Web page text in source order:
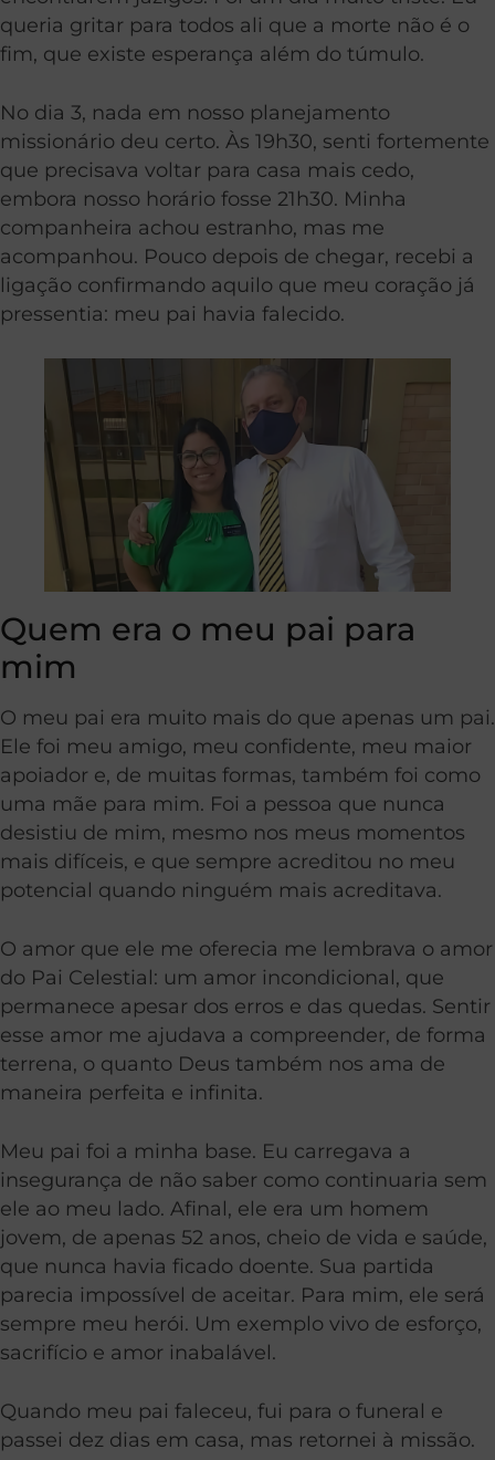
queria gritar para todos ali que a morte não é o
fim, que existe esperança além do túmulo.
No dia 3, nada em nosso planejamento
missionário deu certo. Às 19h30, senti fortemente
que precisava voltar para casa mais cedo,
embora nosso horário fosse 21h30. Minha
companheira achou estranho, mas me
acompanhou. Pouco depois de chegar, recebi a
ligação confirmando aquilo que meu coração já
pressentia: meu pai havia falecido.
Quem era o meu pai para
mim
O meu pai era muito mais do que apenas um pai.
Ele foi meu amigo, meu confidente, meu maior
apoiador e, de muitas formas, também foi como
uma mãe para mim. Foi a pessoa que nunca
desistiu de mim, mesmo nos meus momentos
mais difíceis, e que sempre acreditou no meu
potencial quando ninguém mais acreditava.
O amor que ele me oferecia me lembrava o amor
do Pai Celestial: um amor incondicional, que
permanece apesar dos erros e das quedas. Sentir
esse amor me ajudava a compreender, de forma
terrena, o quanto Deus também nos ama de
maneira perfeita e infinita.
Meu pai foi a minha base. Eu carregava a
insegurança de não saber como continuaria sem
ele ao meu lado. Afinal, ele era um homem
jovem, de apenas 52 anos, cheio de vida e saúde,
que nunca havia ficado doente. Sua partida
parecia impossível de aceitar. Para mim, ele será
sempre meu herói. Um exemplo vivo de esforço,
sacrifício e amor inabalável.
Quando meu pai faleceu, fui para o funeral e
passei dez dias em casa, mas retornei à missão.